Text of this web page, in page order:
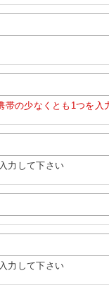
帯の少なくとも1つを入
力して下さい
力して下さい